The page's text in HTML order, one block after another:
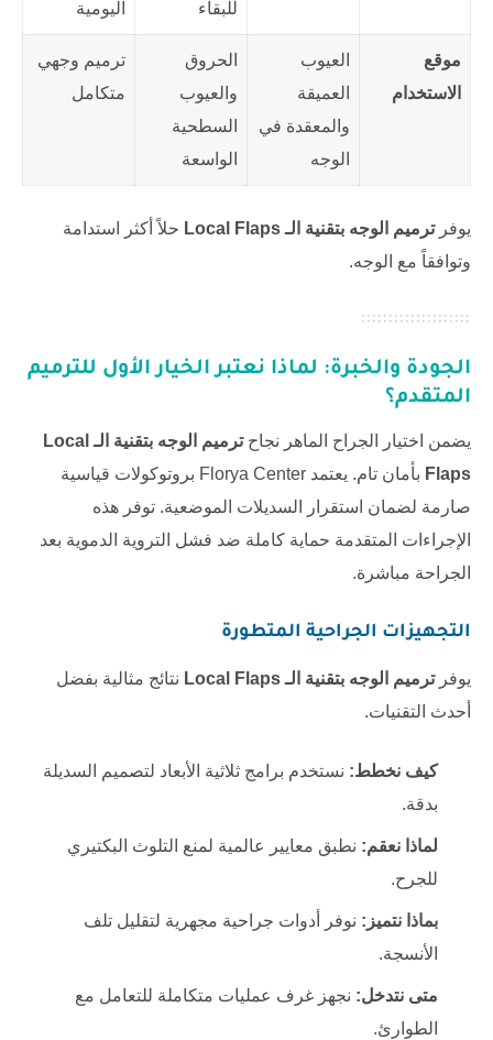
للبقاء اليومية
موقع
الاستخدام
العيوب
العميقة
والمعقدة في
الوجه
الحروق
والعيوب
السطحية
الواسعة
ترميم وجهي
متكامل
يوفرترميم الوجه بتقنية الـ Local Flaps
حلاً أكثر استدامة
وتوافقاً مع الوجه.
الجودة والخبرة: لماذا نعتبر الخيار الأول للترميم
المتقدم؟
يضمن اختيار الجراح الماهر نجاح
ترميم الوجه بتقنية الـ Local
Flaps بأمان تام. يعتمد Florya Center بروتوكولات قياسية
صارمة لضمان استقرار السديلات الموضعية. توفر هذه
الإجراءات المتقدمة حماية كاملة ضد فشل التروية الدموية بعد
الجراحة مباشرة.
التجهيزات الجراحية المتطورة
يوفرترميم الوجه بتقنية الـ Local Flaps
نتائج مثالية بفضل
أحدث التقنيات.
كيف نخطط: نستخدم برامج ثلاثية الأبعاد لتصميم السديلة
بدقة.
لماذا نعقم: نطبق معايير عالمية لمنع التلوث البكتيري
للجرح.
بماذا نتميز: نوفر أدوات جراحية مجهرية لتقليل تلف
الأنسجة.
متى نتدخل: نجهز غرف عمليات متكاملة للتعامل مع
الطوارئ.